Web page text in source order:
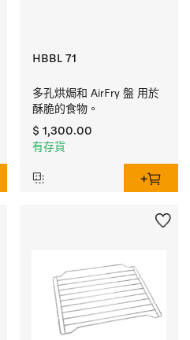
HBBL 71
多孔烘焗和 AirFry 盤 用於
酥脆的食物。
$ 1,300.00
有存貨